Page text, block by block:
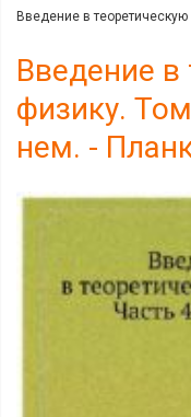
Введение в
Введение в
физику.
нем. -